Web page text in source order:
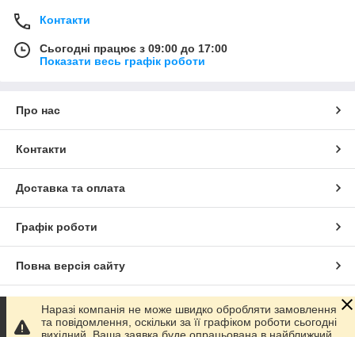
Контакти
Сьогодні працює з 09:00 до 17:00
Показати весь графік роботи
Про нас
Контакти
Доставка та оплата
Графік роботи
Повна версія сайту
Сайт створено на маркетплейсіProm.ua
Наразі компанія не може швидко обробляти замовлення
та повідомлення, оскільки за її графіком роботи сьогодні